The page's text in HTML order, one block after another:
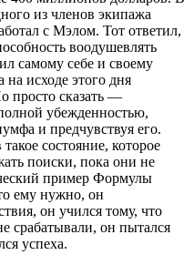
из членов экипажа
с Мэлом. Тот ответил,
воодушевлять
самому себе и своему
на исходе этого дня
просто сказать —
убежденностью,
и предчувствуя его.
состояние, которое
поиски, пока они не
пример Формулы
ему нужно, он
он учился тому, что
срабатывали, он пытался
успеха.